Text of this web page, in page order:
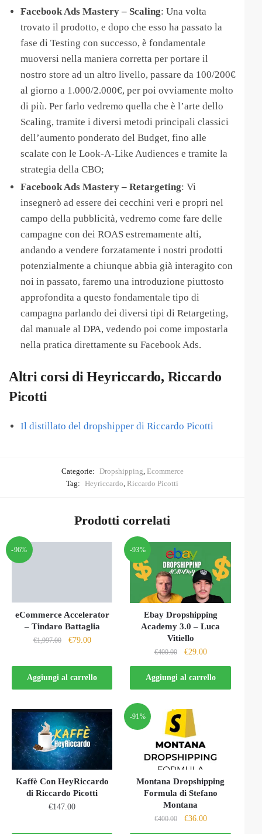
Facebook Ads Mastery – Scaling: Una volta
trovato il prodotto, e dopo che esso ha passato la
fase di Testing con successo, è fondamentale
muoversi nella maniera corretta per portare il
nostro store ad un altro livello, passare da 100/200€
al giorno a 1.000/2.000€, per poi ovviamente molto
di più. Per farlo vedremo quella che è l’arte dello
Scaling, tramite i diversi metodi principali classici
dell’aumento ponderato del Budget, fino alle
scalate con le Look-A-Like Audiences e tramite la
strategia della CBO;
Facebook Ads Mastery – Retargeting: Vi
insegnerò ad essere dei cecchini veri e propri nel
campo della pubblicità, vedremo come fare delle
campagne con dei ROAS estremamente alti,
andando a vendere forzatamente i nostri prodotti
potenzialmente a chiunque abbia già interagito con
noi in passato, faremo una introduzione piuttosto
approfondita a questo fondamentale tipo di
campagna parlando dei diversi tipi di Retargeting,
dal manuale al DPA, vedendo poi come impostarla
nella pratica direttamente su Facebook Ads.
Altri corsi di Heyriccardo, Riccardo
Picotti
Il distillato del dropshipper di Riccardo Picotti
Categorie: Dropshipping, Ecommerce
Tag: Heyriccardo, Riccardo Picotti
Prodotti correlati
-96%
eCommerce Accelerator
– Tindaro Battaglia
€1,997.00
Il
originale
era:
€1,997.00.
€79.00Il
attuale
è:
€79.00.
Aggiungi al carrello
-93%
Ebay Dropshipping
Academy 3.0 – Luca
Vitiello
€400.00
Il
prezzo
originale
era:
€29.00Il
prezzo
attuale
è:
Aggiungi al carrello
Kaffè Con HeyRiccardo
di Riccardo Picotti
€147.00
-91%
Montana Dropshipping
Formula di Stefano
Montana
€400.00
Il
prezzo
€36.00Il
prezzo